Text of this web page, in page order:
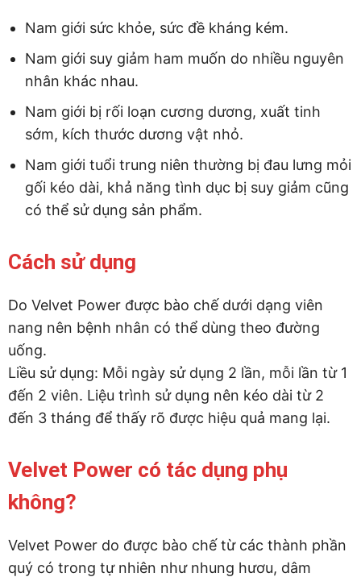
Nam giới sức khỏe, sức đề kháng kém.
Nam giới suy giảm ham muốn do nhiều nguyên
nhân khác nhau.
Nam giới bị rối loạn cương dương, xuất tinh
sớm, kích thước dương vật nhỏ.
Nam giới tuổi trung niên thường bị đau lưng mỏi
gối kéo dài, khả năng tình dục bị suy giảm cũng
có thể sử dụng sản phẩm.
Cách sử dụng
Do Velvet Power được bào chế dưới dạng viên
nang nên bệnh nhân có thể dùng theo đường
uống.
Liều sử dụng: Mỗi ngày sử dụng 2 lần, mỗi lần từ 1
đến 2 viên. Liệu trình sử dụng nên kéo dài từ 2
đến 3 tháng để thấy rõ được hiệu quả mang lại.
Velvet Power có tác dụng phụ
không?
Velvet Power do được bào chế từ các thành phần
quý có trong tự nhiên như nhung hươu, dâm